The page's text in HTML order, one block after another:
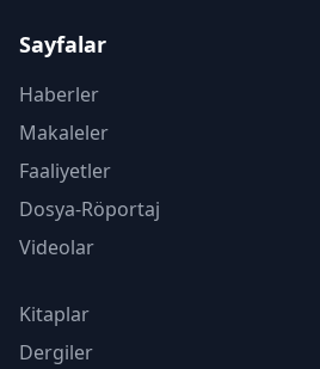
Sayfalar
Haberler
Makaleler
Faaliyetler
Dosya-Röportaj
Videolar
Kitaplar
Dergiler